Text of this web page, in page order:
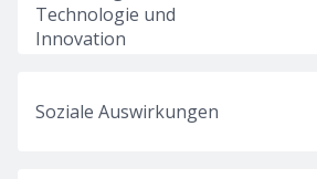
Technologie und
Innovation
Soziale Auswirkungen